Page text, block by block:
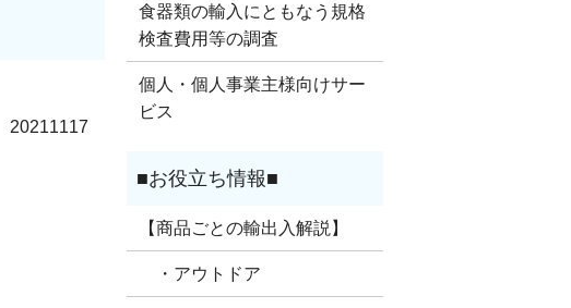
20211117
食器類の輸入にともなう規格
検査費用等の調査
個人・個人事業主様向けサー
ビス
【商品ごとの輸出入解説】
・アウトドア